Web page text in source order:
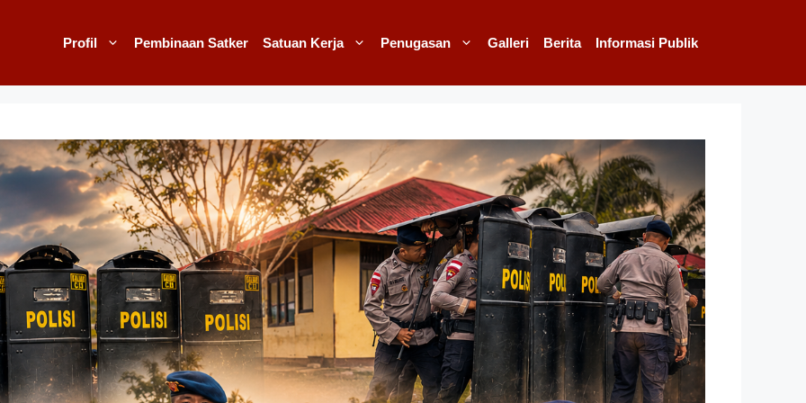
Profil Pembinaan Satker Satuan Kerja Penugasan Galleri Berita Informasi Publik